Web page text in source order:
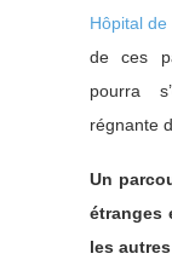
Hôpital de
de ces
pourra
régnante
Un
étranges
les